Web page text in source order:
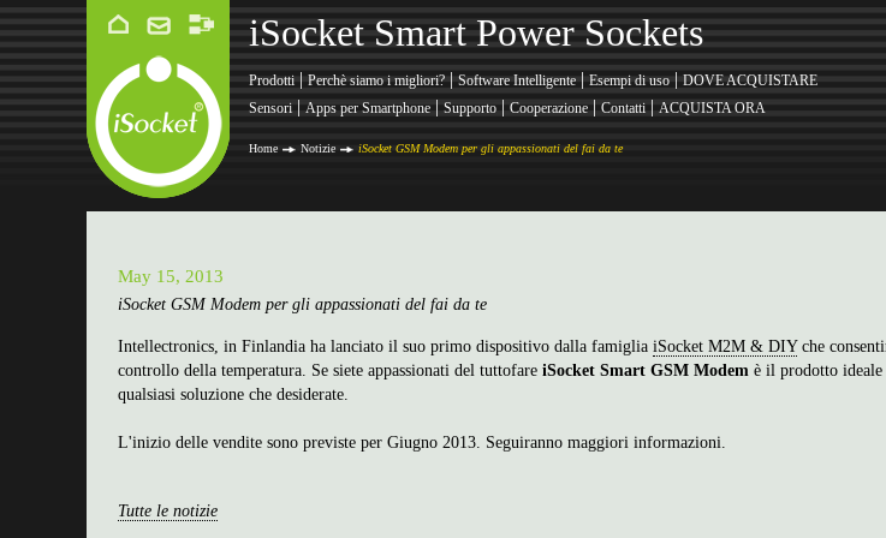
iSocket Smart Power Sockets
Prodotti | Perchè siamo i migliori? | Software Intelligente | Esempi di uso | DOVE ACQUISTARE
Sensori | Apps per Smartphone | Supporto | Cooperazione | Contatti | ACQUISTA ORA
Home Notizie iSocket GSM Modem per gli appassionati del fai da te
May 15, 2013
iSocket GSM Modem per gli appassionati del fai da te
Intellectronics, in Finlandia ha lanciato il suo primo dispositivo dalla famiglia iSocket M2M & DIYche
controllo della temperatura. Se siete appassionati del tuttofare iSocket Smart GSM Modem è il prodotto ideale
qualsiasi soluzione che desiderate.
L'inizio delle vendite sono previste per Giugno 2013. Seguiranno maggiori informazioni.
Tutte le notizie